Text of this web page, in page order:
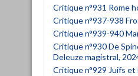
Critique n°931 Rome
Critique n°937-938
Critique n°939-940
Critique n°930 De
Deleuze magistral,
Critique n°929 Juifs et